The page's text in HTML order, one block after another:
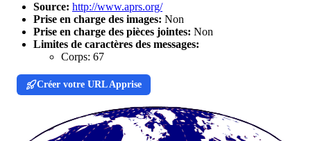
Source: http://www.aprs.org/
Prise en charge des images: Non
Prise en charge des pièces jointes: Non
Limites de caractères des messages:
Corps: 67
Créer votre URL Apprise